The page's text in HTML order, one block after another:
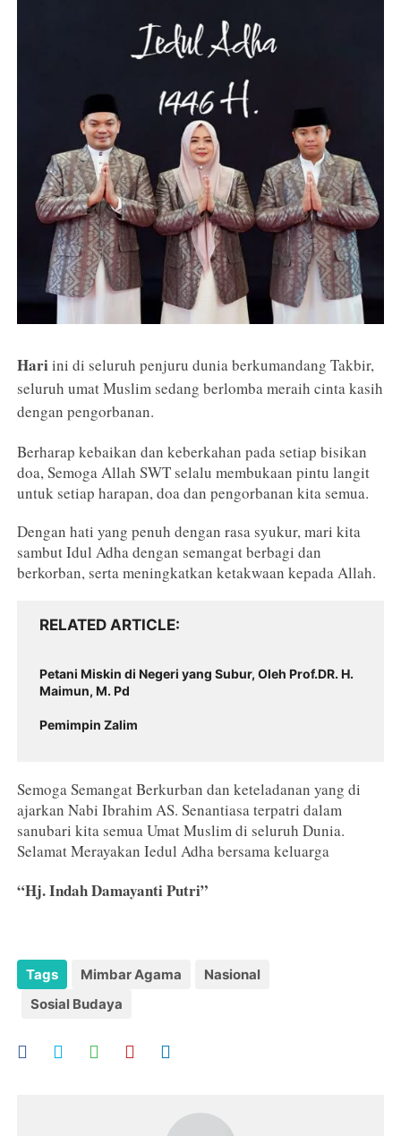
Hariini di seluruh penjuru dunia berkumandang Takbir,
seluruh umat Muslim sedang berlomba meraih cinta kasih
dengan pengorbanan.
Berharap kebaikan dan keberkahan pada setiap bisikan
doa, Semoga Allah SWT selalu membukaan pintu langit
untuk setiap harapan, doa dan pengorbanan kita semua.
Dengan hati yang penuh dengan rasa syukur, mari kita
sambut Idul Adha dengan semangat berbagi dan
berkorban, serta meningkatkan ketakwaan kepada Allah.
RELATED ARTICLE
Petani Miskin di Negeri yang Subur, Oleh Prof.DR. H.
Maimun, M. Pd
Pemimpin Zalim
Semoga Semangat Berkurban dan keteladanan yang di
ajarkan Nabi Ibrahim AS. Senantiasa terpatri dalam
sanubari kita semua Umat Muslim di seluruh Dunia.
Selamat Merayakan Iedul Adha bersama keluarga
“Hj. Indah Damayanti Putri”
Tags Mimbar Agama
Nasional
Sosial Budaya